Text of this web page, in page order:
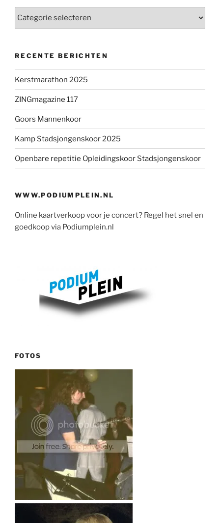
Categorieën
RECENTE BERICHTEN
Kerstmarathon 2025
ZINGmagazine 117
Goors Mannenkoor
Kamp Stadsjongenskoor 2025
Openbare repetitie Opleidingskoor Stadsjongenskoor
WWW.PODIUMPLEIN.NL
Online kaartverkoop voor je concert? Regel het snel en
goedkoop via Podiumplein.nl
FOTOS